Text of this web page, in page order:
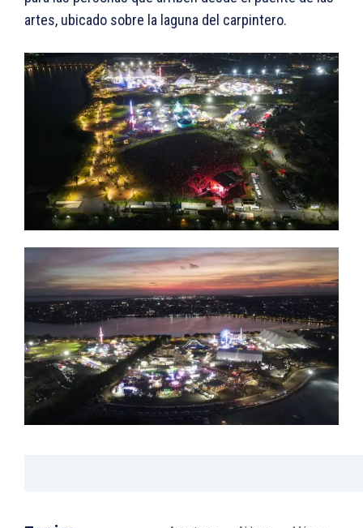
artes, ubicado sobre la laguna del carpintero.